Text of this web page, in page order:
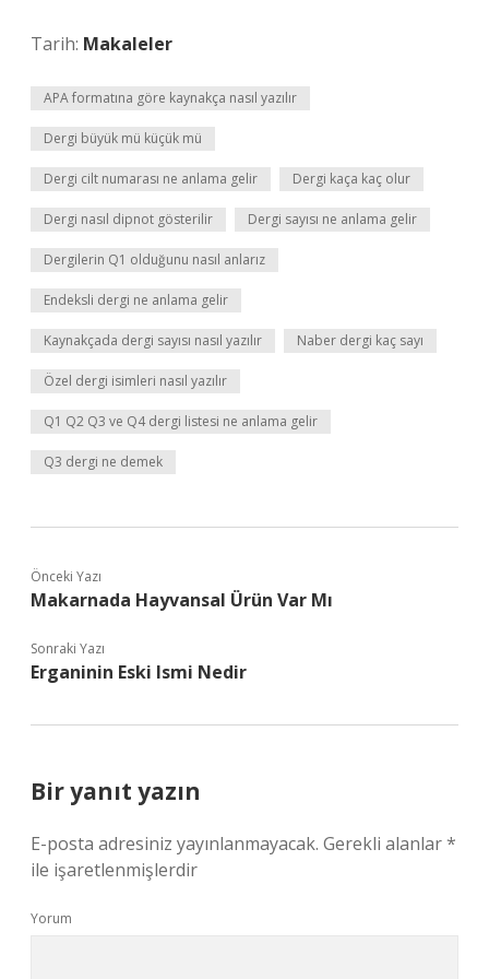
Tarih: Makaleler
APA formatına göre kaynakça nasıl yazılır
Dergi büyük mü küçük mü
Dergi cilt numarası ne anlama gelir Dergi kaça kaç olur
Dergi nasıl dipnot gösterilir Dergi sayısı ne anlama gelir
Dergilerin Q1 olduğunu nasıl anlarız
Endeksli dergi ne anlama gelir
Kaynakçada dergi sayısı nasıl yazılır Naber dergi kaç sayı
Özel dergi isimleri nasıl yazılır
Q1 Q2 Q3 ve Q4 dergi listesi ne anlama gelir
Q3 dergi ne demek
Önceki Yazı
Makarnada Hayvansal Ürün Var Mı
Sonraki Yazı
Erganinin Eski Ismi Nedir
Bir yanıt yazın
E-posta adresiniz yayınlanmayacak. Gerekli alanlar*
ile işaretlenmişlerdir
Yorum